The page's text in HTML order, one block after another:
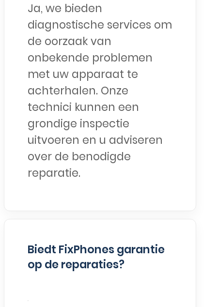
Ja, we bieden
diagnostische services om
de oorzaak van
onbekende problemen
met uw apparaat te
achterhalen. Onze
technici kunnen een
grondige inspectie
uitvoeren en u adviseren
over de benodigde
reparatie.
Biedt FixPhones garantie
op de reparaties?